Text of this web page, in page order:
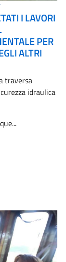
I LAVORI
PER
ALTRI
traversa
idraulica